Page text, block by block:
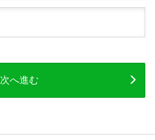
次へ進む